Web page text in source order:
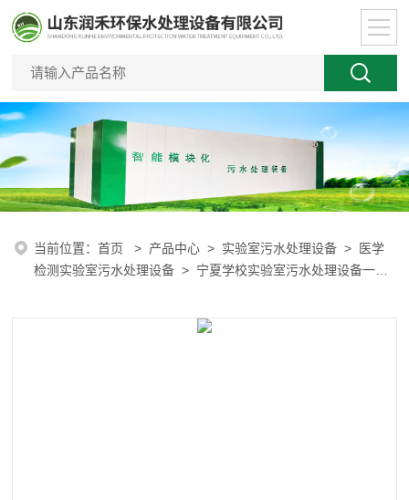
当前位置：首页 > 产品中心 > 实验室污水处理设备 > 医学
检测实验室污水处理设备 > 宁夏学校实验室污水处理设备一体